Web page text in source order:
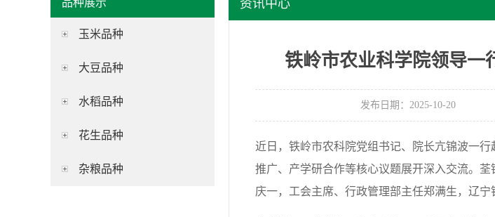
品种展示
玉米品种
大豆品种
水稻品种
花生品种
杂粮品种
资讯中心
铁岭市农业科学院领导一
发布日期：2025-10-20
近日，铁岭市农科院党组书记、院长亢锦波一
推广、产学研合作等核心议题展开深入交流。
庆一，工会主席、行政管理部主任郑满生，辽宁